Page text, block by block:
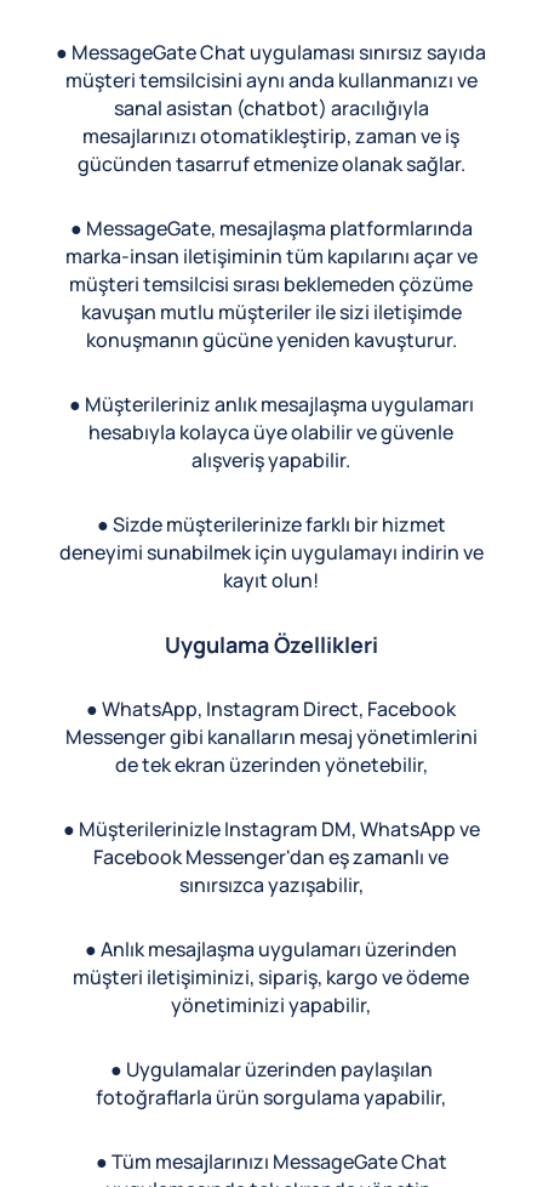
● MessageGate Chat uygulaması sınırsız sayıda
müşteri temsilcisini aynı anda kullanmanızı ve
sanal asistan (chatbot) aracılığıyla
mesajlarınızı otomatikleştirip, zaman ve iş
gücünden tasarruf etmenize olanak sağlar.
● MessageGate, mesajlaşma platformlarında
marka-insan iletişiminin tüm kapılarını açar ve
müşteri temsilcisi sırası beklemeden çözüme
kavuşan mutlu müşteriler ile sizi iletişimde
konuşmanın gücüne yeniden kavuşturur.
● Müşterileriniz anlık mesajlaşma uygulamarı
hesabıyla kolayca üye olabilir ve güvenle
alışveriş yapabilir.
● Sizde müşterilerinize farklı bir hizmet
deneyimi sunabilmek için uygulamayı indirin ve
kayıt olun!
Uygulama Özellikleri
● WhatsApp, Instagram Direct, Facebook
Messenger gibi kanalların mesaj yönetimlerini
de tek ekran üzerinden yönetebilir,
● Müşterilerinizle Instagram DM, WhatsApp ve
Facebook Messenger'dan eş zamanlı ve
sınırsızca yazışabilir,
● Anlık mesajlaşma uygulamarı üzerinden
müşteri iletişiminizi, sipariş, kargo ve ödeme
yönetiminizi yapabilir,
● Uygulamalar üzerinden paylaşılan
fotoğraflarla ürün sorgulama yapabilir,
● Tüm mesajlarınızı MessageGate Chat